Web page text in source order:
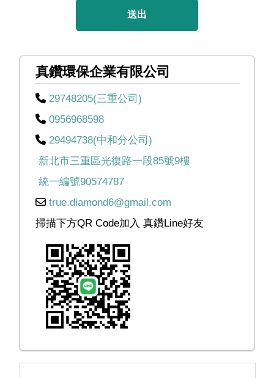
送出
真鑽環保企業有限公司
29748205(三重公司)
0956968598
29494738(中和分公司)
新北市三重區光復路一段85號9樓
統一編號90574787
true.diamond6@gmail.com
掃描下方QR Code加入 真鑽Line好友